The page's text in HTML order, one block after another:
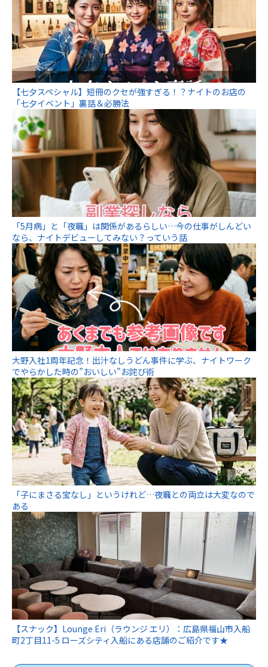
【七夕スペシャル】短冊のクセが強すぎる！？ナイトのお店の
「七夕イベント」裏話＆必勝法
「5月病」と「夜職」は関係があるらしい…今の仕事がしんどい
なら、ナイトデビューしてみない？っていう話
大野入社1周年記念！出汁なしうどん事件に学ぶ、ナイトワーク
でやらかした時の”おいしい”お詫び術
「子にまさる宝なし」というけれど…夜職との両立は大変なので
ある
【スナック】Lounge Eri（ラウンジ エリ）：広島県福山市入船
町2丁目11-5 ローズシティ入船にある店舗のご紹介です★